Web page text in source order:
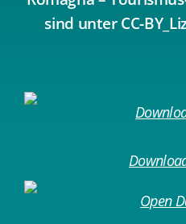
sind unter CC-